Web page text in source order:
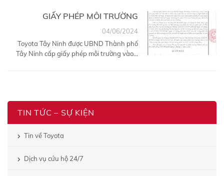
TIN TỨC – SỰ KIỆN
Tin về Toyota
Dịch vụ cứu hộ 24/7
GIẤY PHÉP MÔI TRƯỜNG
Toyota Tây Ninh được UBND Thành phố
Tây Ninh cấp giấy phép môi trường vào...
04/06/2024